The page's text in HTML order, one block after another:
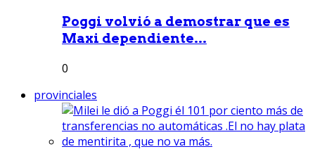
Poggi volvió a demostrar que es
Maxi dependiente...
0
provinciales